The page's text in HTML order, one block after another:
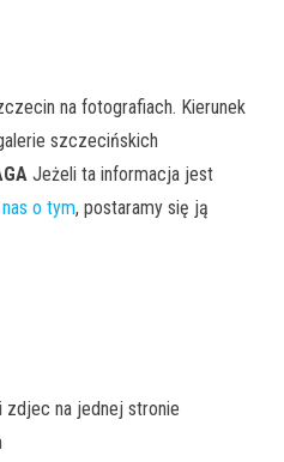
na fotografiach. Kierunek
szczecińskich
Jeżeli ta informacja jest
o tym, postaramy się ją
zdjec na jednej stronie